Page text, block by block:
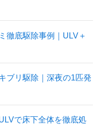
徹底駆除事例｜ULV＋
ブリ駆除｜深夜の1匹発
で床下全体を徹底処